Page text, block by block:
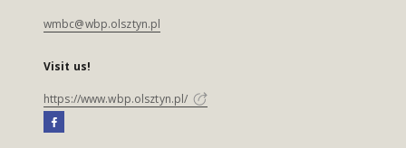
wmbc@wbp.olsztyn.pl
Visit us!
https://www.wbp.olsztyn.pl/